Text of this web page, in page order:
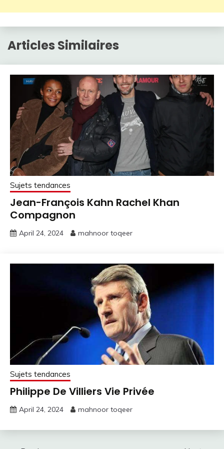
Articles Similaires
Sujets tendances
Jean-François Kahn Rachel Khan
Compagnon
April 24, 2024 mahnoor toqeer
Sujets tendances
Philippe De Villiers Vie Privée
April 24, 2024 mahnoor toqeer